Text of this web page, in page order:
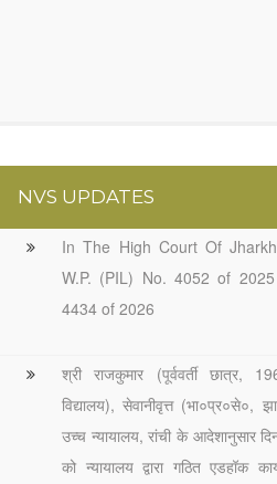
NVS UPDATES
In The High Court Of
W.P. (PIL) No. 4052 of
4434 of 2026
श्री राजकुमार (पूर्ववर्ती छात्र,
विद्यालय), सेवानीवृत्त (भा०प्र०से०,
उच्च न्यायालय, रांची के आदेशानुसार
को न्यायालय द्वारा गठित एडहॉक